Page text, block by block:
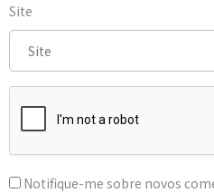
Site
Notifique-me sobre novos